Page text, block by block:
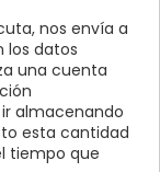
Helvetica, sans-
Vuelva a
nos envía a
los datos
una cuenta
ir almacenando
esta cantidad
tiempo que